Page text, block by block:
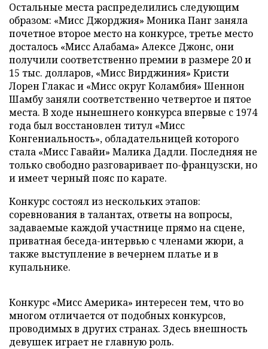
Остальные места распределились следующим
образом: «Мисс Джорджия» Моника Панг заняла
почетное второе место на конкурсе, третье место
досталось «Мисс Алабама» Алексе Джонс, они
получили соответственно премии в размере 20 и
15 тыс. долларов, «Мисс Вирджиния» Кристи
Лорен Глакас и «Мисс округ Коламбия» Шеннон
Шамбу заняли соответственно четвертое и пятое
места. В ходе нынешнего конкурса впервые с 1974
года был восстановлен титул «Мисс
Конгениальность», обладательницей которого
стала «Мисс Гавайи» Малика Дадли. Последняя не
только свободно разговаривает по-французски, но
и имеет черный пояс по карате.
Конкурс состоял из нескольких этапов:
соревнования в талантах, ответы на вопросы,
задаваемые каждой участнице прямо на сцене,
приватная беседа-интервью с членами жюри, а
также выступление в вечернем платье и в
купальнике.
Конкурс «Мисс Америка» интересен тем, что во
многом отличается от подобных конкурсов,
проводимых в других странах. Здесь внешность
девушек играет не главную роль.